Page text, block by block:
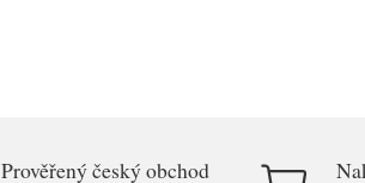
Prověřený český obchod